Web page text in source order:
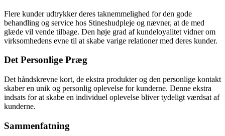
Flere kunder udtrykker deres taknemmelighed for den gode
behandling og service hos Stineshudpleje og nævner, at de med
glæde vil vende tilbage. Den høje grad af kundeloyalitet vidner om
virksomhedens evne til at skabe varige relationer med deres kunder.
Det Personlige Præg
Det håndskrevne kort, de ekstra produkter og den personlige kontakt
skaber en unik og personlig oplevelse for kunderne. Denne ekstra
indsats for at skabe en individuel oplevelse bliver tydeligt værdsat af
kunderne.
Sammenfatning